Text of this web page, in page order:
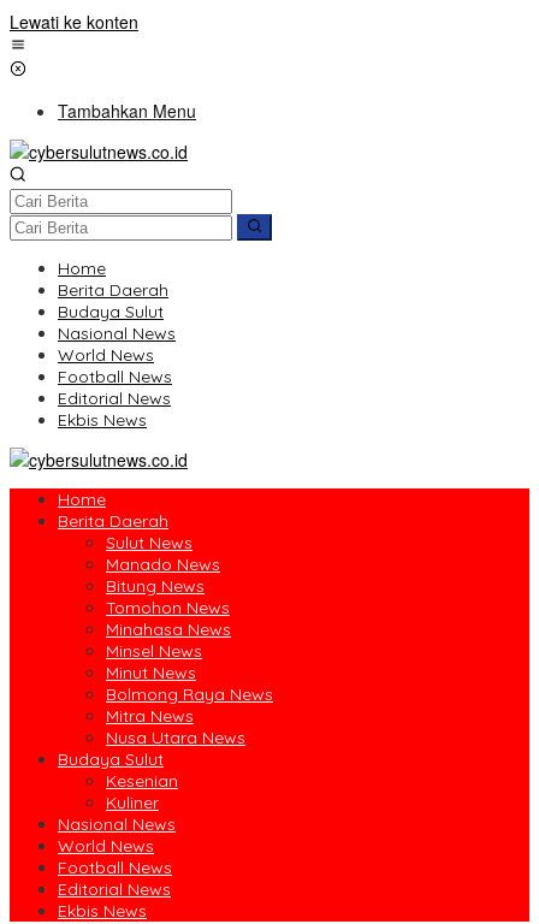
Lewati ke konten
Tambahkan Menu
Home
Berita Daerah
Budaya Sulut
Nasional News
World News
Football News
Editorial News
Ekbis News
Home
Berita Daerah
Sulut News
Manado News
Bitung News
Tomohon News
Minahasa News
Minsel News
Minut News
Bolmong Raya News
Mitra News
Nusa Utara News
Budaya Sulut
Kesenian
Kuliner
Nasional News
World News
Football News
Editorial News
Ekbis News